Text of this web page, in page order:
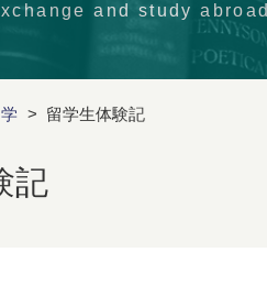
and study abroad
> 留学生体験記
記